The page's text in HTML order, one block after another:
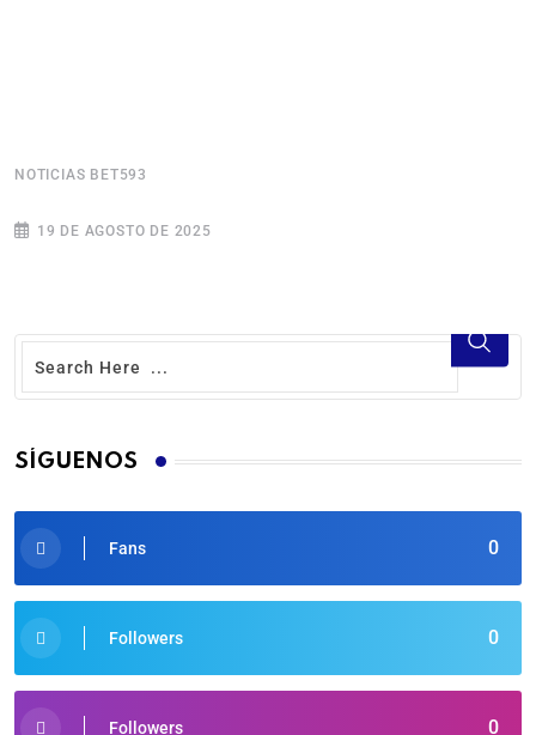
NOTICIAS BET593
19 DE AGOSTO DE 2025
SÍGUENOS
0
Fans
0
Followers
0
Followers